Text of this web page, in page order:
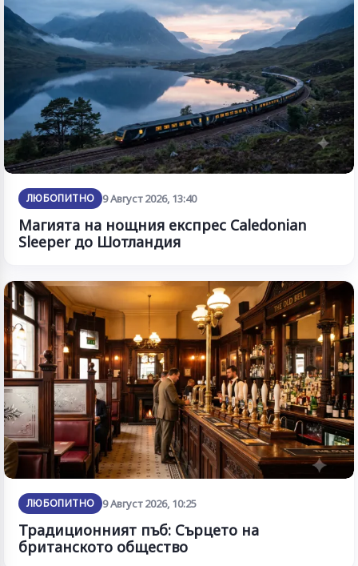
ЛЮБОПИТНО 9 Август 2026, 13:40
Магията на нощния експрес Caledonian
Sleeper до Шотландия
ЛЮБОПИТНО 9 Август 2026, 10:25
Традиционният пъб: Сърцето на
британското общество